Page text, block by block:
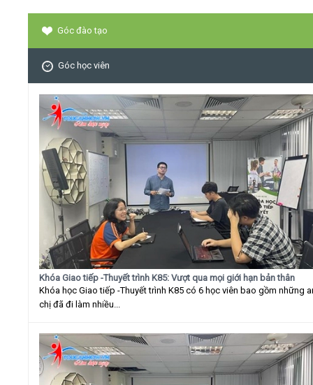
Góc đào tạo
Góc học viên
Khóa Giao tiếp -Thuyết trình K85: Vượt qua mọi giới hạn bản thân
Khóa học Giao tiếp -Thuyết trình K85 có 6 học viên bao gồm những
chị đã đi làm nhiều...